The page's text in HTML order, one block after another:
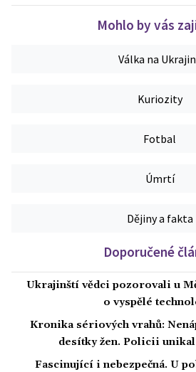
Mohlo by vás
Válka na
Kuriozity
Fotbal
Úmrtí
Dějiny a fakta
Doporučené
Ukrajinští vědci pozorovali u
o vyspělé
Kronika sériových vrahů:
desítky žen. Policii
Fascinující i nebezpečná. U